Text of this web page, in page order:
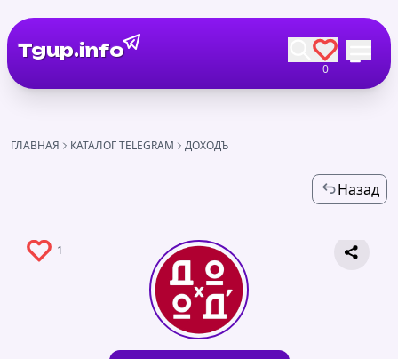
Tgup.info
0
ГЛАВНАЯ КАТАЛОГ TELEGRAM ДОХОДЪ
Назад
1